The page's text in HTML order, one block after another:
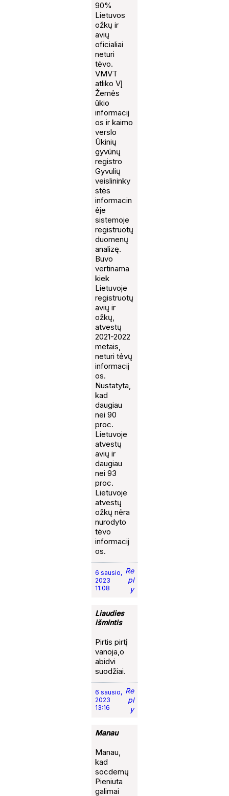
90%
Lietuvos
ožkų ir
avių
oficialiai
neturi
tėvo.
VMVT
atliko VĮ
Žemės
ūkio
informacij
os ir kaimo
verslo
Ūkinių
gyvūnų
registro
Gyvulių
veislininky
stės
informacin
ėje
sistemoje
registruotų
duomenų
analizę.
Buvo
vertinama
kiek
Lietuvoje
registruotų
avių ir
ožkų,
atvestų
2021-2022
metais,
neturi tėvų
informacij
os.
Nustatyta,
kad
daugiau
nei 90
proc.
Lietuvoje
atvestų
avių ir
daugiau
nei 93
proc.
Lietuvoje
atvestų
ožkų nėra
nurodyto
tėvo
informacij
os.
6 sausio,
2023
11:08
Re
pl
y
Liaudies
išmintis
Pirtis pirtį
vanoja,o
abidvi
suodžiai.
6 sausio,
2023
13:16
Re
pl
y
Manau
Manau,
kad
socdemų
Pieniuta
galimai